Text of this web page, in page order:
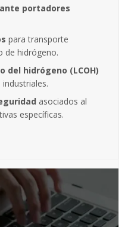
portadores
para transporte
de hidrógeno.
del hidrógeno (LCOH)
asociados al
específicas.